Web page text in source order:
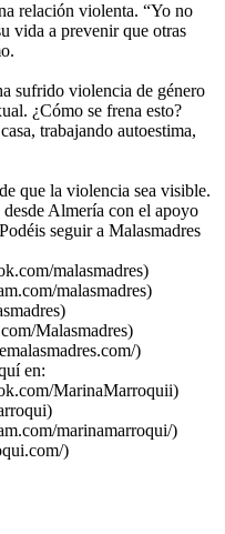
relación violenta. “Yo no
vida a prevenir que otras
sufrido violencia de género
¿Cómo se frena esto?
trabajando autoestima,
que la violencia sea visible.
Almería con el apoyo
seguir a Malasmadres
malasmadres)
malasmadres)
Malasmadres)
)
en:
MarinaMarroquii)
marinamarroqui/)
)